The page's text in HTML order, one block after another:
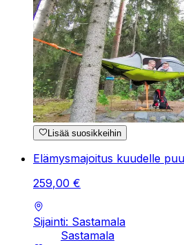
Lisää suosikkeihin
Elämysmajoitus kuudelle
259,00 €
Sijainti: Sastamala
Sastamala